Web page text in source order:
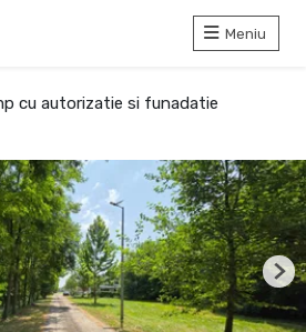
Meniu
cu autorizatie si funadatie